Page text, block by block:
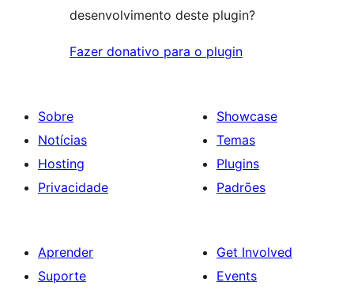
desenvolvimento deste plugin?
Fazer donativo para o plugin
Sobre
Notícias
Hosting
Privacidade
Showcase
Temas
Plugins
Padrões
Aprender
Suporte
Get Involved
Events